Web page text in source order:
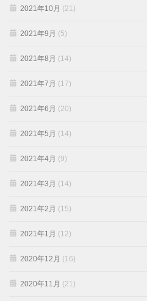
2021年10月 (21)
2021年9月 (5)
2021年8月 (14)
2021年7月 (17)
2021年6月 (20)
2021年5月 (14)
2021年4月 (9)
2021年3月 (14)
2021年2月 (15)
2021年1月 (12)
2020年12月 (16)
2020年11月 (21)